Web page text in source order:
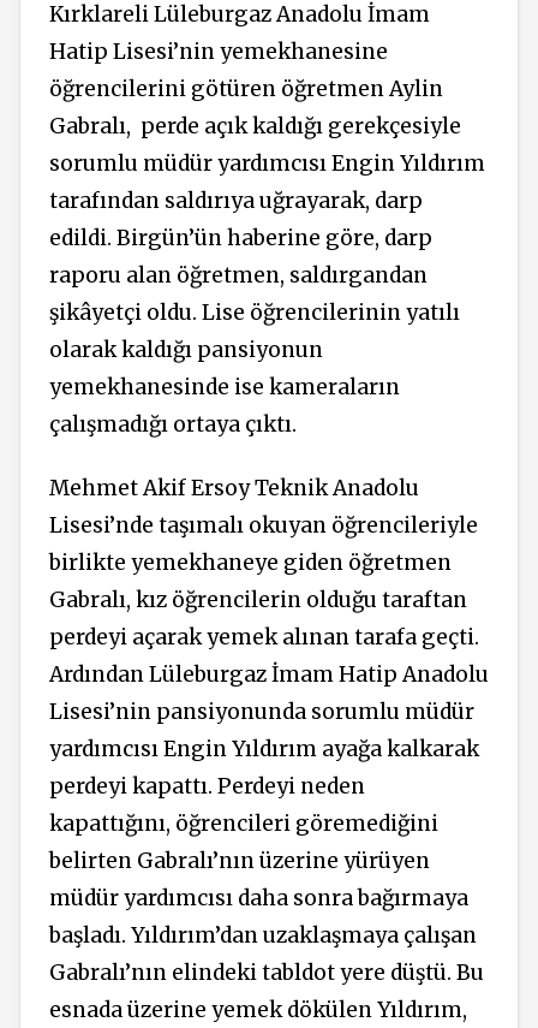
Kırklareli Lüleburgaz Anadolu İmam
Hatip Lisesi’nin yemekhanesine
öğrencilerini götüren öğretmen Aylin
Gabralı, perde açık kaldığı gerekçesiyle
sorumlu müdür yardımcısı Engin Yıldırım
tarafından saldırıya uğrayarak, darp
edildi. Birgün’ün haberine göre, darp
raporu alan öğretmen, saldırgandan
şikâyetçi oldu. Lise öğrencilerinin yatılı
olarak kaldığı pansiyonun
yemekhanesinde ise kameraların
çalışmadığı ortaya çıktı.
Mehmet Akif Ersoy Teknik Anadolu
Lisesi’nde taşımalı okuyan öğrencileriyle
birlikte yemekhaneye giden öğretmen
Gabralı, kız öğrencilerin olduğu taraftan
perdeyi açarak yemek alınan tarafa geçti.
Ardından Lüleburgaz İmam Hatip Anadolu
Lisesi’nin pansiyonunda sorumlu müdür
yardımcısı Engin Yıldırım ayağa kalkarak
perdeyi kapattı. Perdeyi neden
kapattığını, öğrencileri göremediğini
belirten Gabralı’nın üzerine yürüyen
müdür yardımcısı daha sonra bağırmaya
başladı. Yıldırım’dan uzaklaşmaya çalışan
Gabralı’nın elindeki tabldot yere düştü. Bu
esnada üzerine yemek dökülen Yıldırım,